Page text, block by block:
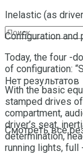
Нет результатов
Смотреть все
Inelastic (as
Configuration and
Today, the four -
of configuration:
With the basic
stamped drives
compartment,
driver’s seat,
determination,
running lights,